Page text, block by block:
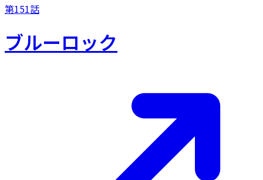
第151話
ブルーロック